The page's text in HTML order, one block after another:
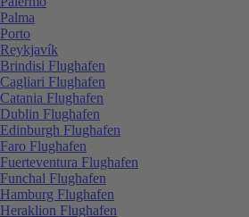
Palma
Porto
Reykjavík
Brindisi Flughafen
Cagliari Flughafen
Catania Flughafen
Dublin Flughafen
Edinburgh Flughafen
Faro Flughafen
Fuerteventura Flughafen
Funchal Flughafen
Hamburg Flughafen
Heraklion Flughafen